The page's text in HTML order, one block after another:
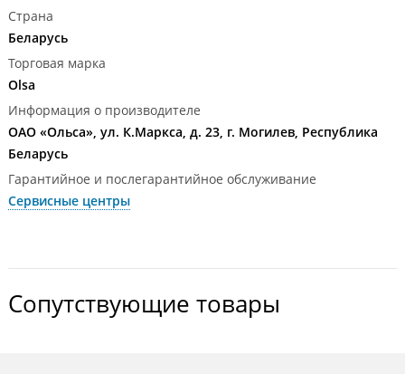
Страна
Беларусь
Торговая марка
Olsa
Информация о производителе
ОАО «Ольса», ул. К.Маркса, д. 23, г. Могилев, Республика
Беларусь
Гарантийное и послегарантийное обслуживание
Сервисные центры
Сопутствующие товары